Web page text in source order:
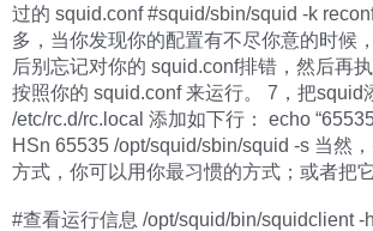
过的 squid.conf #squid/sbin/squid -k
多，当你发现你的配置有不尽你意的时候
后别忘记对你的 squid.conf排错，然后再
按照你的 squid.conf 来运行。 7，把squid
/etc/rc.d/rc.local 添加如下行： echo
HSn 65535 /opt/squid/sbin/squid -s 当然
方式，你可以用你最习惯的方式；或者把
#查看运行信息 /opt/squid/bin/squidclient -